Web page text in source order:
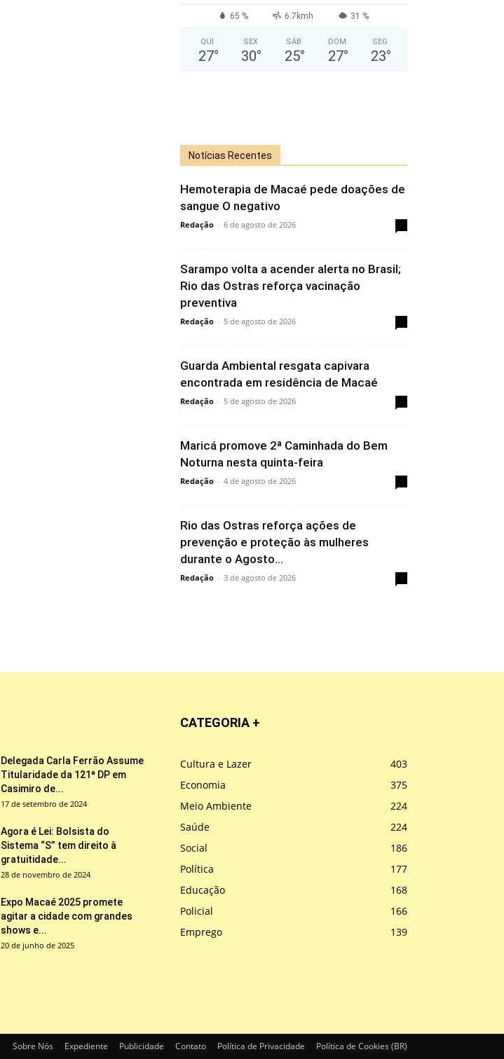
65 % 6.7kmh 31 %
QUI
27°
SEX
30°
SÁB
25°
DOM
27°
SEG
23°
Notícias Recentes
Hemoterapia de Macaé pede doações de
sangue O negativo
Redação - 6 de agosto de 2026
Sarampo volta a acender alerta no Brasil;
Rio das Ostras reforça vacinação
preventiva
Redação - 5 de agosto de 2026
Guarda Ambiental resgata capivara
encontrada em residência de Macaé
Redação - 5 de agosto de 2026
Maricá promove 2ª Caminhada do Bem
Noturna nesta quinta-feira
Redação - 4 de agosto de 2026
Rio das Ostras reforça ações de
prevenção e proteção às mulheres
durante o Agosto...
Redação - 3 de agosto de 2026
Delegada Carla Ferrão Assume
Titularidade da 121ª DP em
Casimiro de...
17 de setembro de 2024
Agora é Lei: Bolsista do
Sistema “S” tem direito à
gratuitidade...
28 de novembro de 2024
Expo Macaé 2025 promete
agitar a cidade com grandes
shows e...
20 de junho de 2025
CATEGORIA +
Cultura e Lazer
403
Economia
375
Meio Ambiente
224
Saúde
224
Social
186
Política
177
Educação
168
Policial
166
Emprego
139
Sobre Nós Expediente Publicidade Contato Política de Privacidade Política de Cookies (BR)